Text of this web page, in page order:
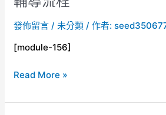
發佈留言 / 未分類 / 作者:
[module-156]
流
程
Read More »